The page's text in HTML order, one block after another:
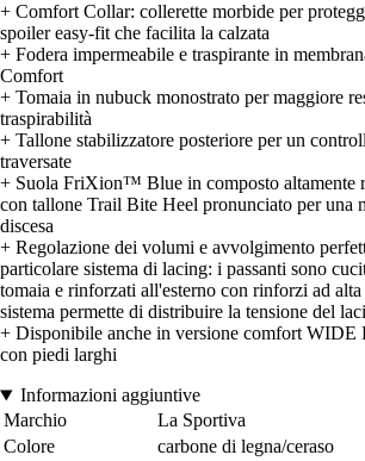
+ Comfort Collar: collerette morbide per
spoiler easy-fit che facilita la calzata
+ Fodera impermeabile e traspirante in
Comfort
+ Tomaia in nubuck monostrato per maggiore
traspirabilità
+ Tallone stabilizzatore posteriore per un
traversate
+ Suola FriXion™ Blue in composto altamente
con tallone Trail Bite Heel pronunciato per una
discesa
+ Regolazione dei volumi e avvolgimento
particolare sistema di lacing: i passanti sono
tomaia e rinforzati all'esterno con rinforzi ad
sistema permette di distribuire la tensione del
+ Disponibile anche in versione comfort WIDE
con piedi larghi
Informazioni aggiuntive
Marchio
La Sportiva
Colore
carbone di legna/ceraso